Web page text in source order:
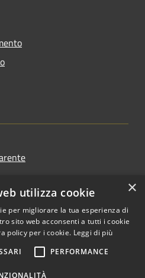
Copyright © 2026 • Comune di
×
utilizza cookie
per migliorare la tua esperienza di
sito web acconsenti a tutti i cookie
policy per i cookie. Leggi di più
PERFORMANCE